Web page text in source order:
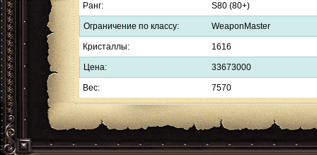
Ранг: S80 (80+)
Ограничение по классу: WeaponMaster
Кристаллы: 1616
Цена: 33673000
Вес: 7570